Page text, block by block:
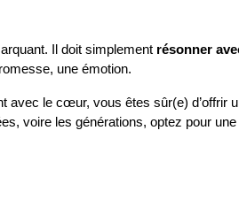
Il doit simplement résonner
une émotion.
avec le cœur, vous êtes sûr(e) d’offrir
voire les générations, optez pour